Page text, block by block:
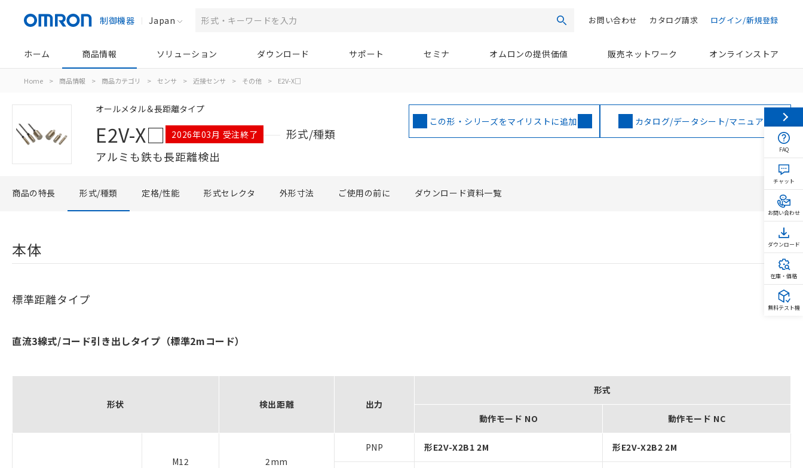
制御機器 Japan 検索 ログイン/新規登録
カタログ請求
お問い合わせ
ホーム 商品情報 ソリューション ダウンロード サポート セミナ オムロンの提供価値 販売ネットワーク オンラインストア
Home > 商品情報 > 商品カテゴリ > センサ > 近接センサ > その他 > E2V-X□
オールメタル＆長距離タイプ
E2V-X□ 2026年03月 受注終了
形式/種類
アルミも鉄も長距離検出
この形・シリーズをマイリストに追加 カタログ/データシート/マニュアル
商品の特長 形式/種類 定格/性能 形式セレクタ 外形寸法 ご使用の前に ダウンロード資料一覧
本体
標準距離タイプ
直流3線式/コード引き出しタイプ（標準2mコード）
形状 検出距離 出力
形式
動作モード NO 動作モード NC
M12 2mm
PNP 形E2V-X2B1 2M 形E2V-X2B2 2M
FAQ
チャット
お問い合わせ
ダウンロード
在庫・価格
無料テスト機